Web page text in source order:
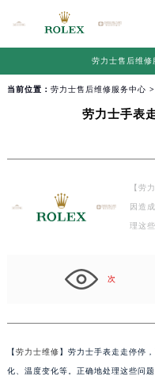
劳力士售后维修
当前位置： 劳力士售后维修服务中心 >
劳力士手表
【劳
因造
理这
次
【劳力士维修】劳力士手表走走停停
化、温度变化等。正确地处理这些问